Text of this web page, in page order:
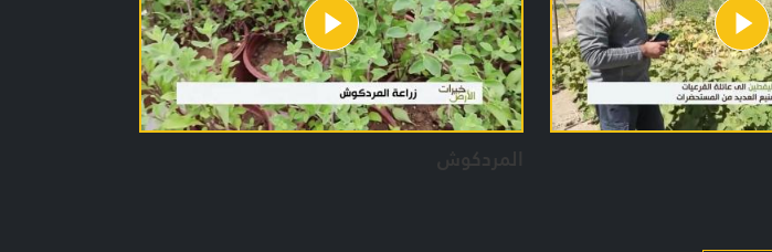
المردكوش